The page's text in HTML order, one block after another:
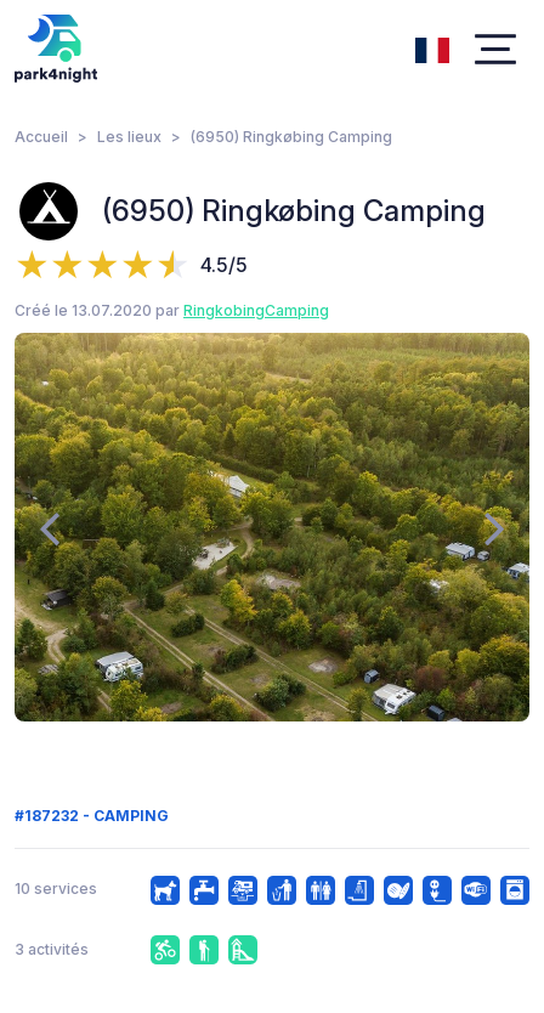
Accueil Les lieux (6950) Ringkøbing Camping
(6950) Ringkøbing Camping
4.5/5
Créé le 13.07.2020 par RingkobingCamping
#187232 - CAMPING
10 services
3 activités